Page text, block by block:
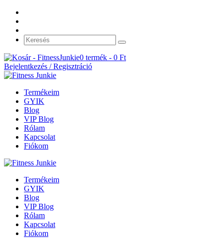
0 termék - 0 Ft
Bejelentkezés / Regisztráció
Termékeim
GYIK
Blog
VIP Blog
Rólam
Kapcsolat
Fiókom
Termékeim
GYIK
Blog
VIP Blog
Rólam
Kapcsolat
Fiókom